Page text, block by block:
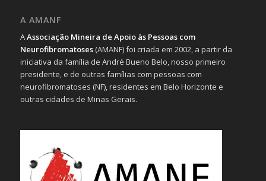
A AMANF
AAssociação Mineira de Apoio às Pessoas com
Neurofibromatoses(AMANF) foi criada em 2002, a partir da
iniciativa da família de André Bueno Belo, nosso primeiro
presidente, e de outras famílias com pessoas com
neurofibromatoses (NF), residentes em Belo Horizonte e
outras cidades de Minas Gerais.